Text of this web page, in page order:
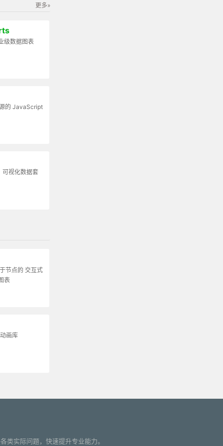
更多»
级数据图表
的 JavaScript
可视化数据套
节点的 交互式
表
画库
实际问题，快速提升专业能力。